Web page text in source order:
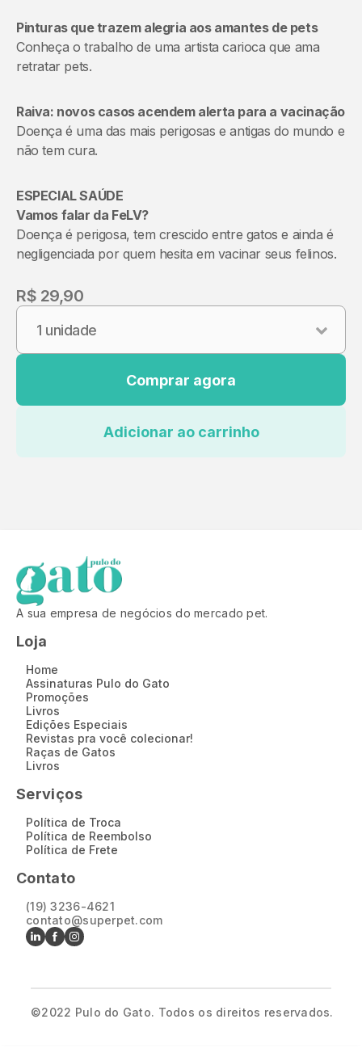
Pinturas que trazem alegria aos amantes de pets
Conheça o trabalho de uma artista carioca que ama
retratar pets.
Raiva: novos casos acendem alerta para a vacinação
Doença é uma das mais perigosas e antigas do mundo e
não tem cura.
ESPECIAL SAÚDE
Vamos falar da FeLV?
Doença é perigosa, tem crescido entre gatos e ainda é
negligenciada por quem hesita em vacinar seus felinos.
R$ 29,90
Comprar agora
Adicionar ao carrinho
A sua empresa de negócios do mercado pet.
Loja
Home
Assinaturas Pulo do Gato
Promoções
Livros
Edições Especiais
Revistas pra você colecionar!
Raças de Gatos
Livros
Serviços
Política de Troca
Política de Reembolso
Política de Frete
Contato
(19) 3236-4621
contato@superpet.com
©2022 Pulo do Gato. Todos os direitos reservados.